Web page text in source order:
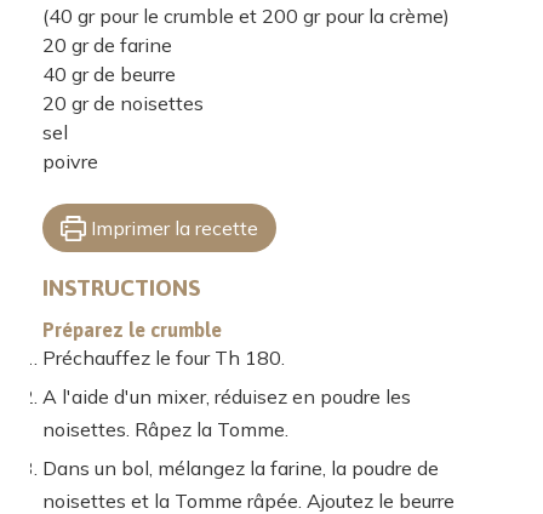
(40 gr pour le crumble et 200 gr pour la crème)
20 gr de farine
40 gr de beurre
20 gr de noisettes
sel
poivre
Imprimer la recette
INSTRUCTIONS
Préparez le crumble
Préchauffez le four Th 180.
A l'aide d'un mixer, réduisez en poudre les
noisettes. Râpez la Tomme.
Dans un bol, mélangez la farine, la poudre de
noisettes et la Tomme râpée. Ajoutez le beurre